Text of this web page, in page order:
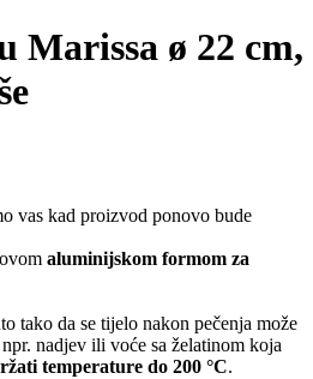
Marissa ø 22 cm,
vas kad proizvod ponovo bude
aluminijskom formom za
tako da se tijelo nakon pečenja može
nadjev ili voće sa želatinom koja
temperature do 200 °C.